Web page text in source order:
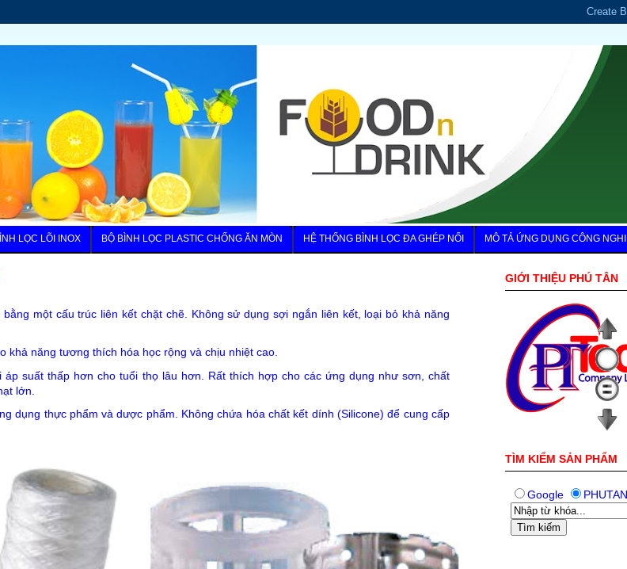
LỌC LÕI INOX BỘ BÌNH LỌC PLASTIC CHỐNG ĂN MÒN HỆ THỐNG BÌNH LỌC ĐA GHÉP NỐI MÔ TẢ ỨNG DỤNG CÔNG
một cấu trúc liên kết chặt chẽ. Không sử dụng sợi ngắn liên kết, loại bỏ khả năng
khả năng tương thích hóa học rộng và chịu nhiệt cao.
áp suất thấp hơn cho tuổi thọ lâu hơn. Rất thích hợp cho các ứng dụng như sơn, chất
lớn.
dụng thực phẩm và dược phẩm. Không chứa hóa chất kết dính (Silicone) để cung cấp
GIỚI THIỆU PHÚ TÂN
TÌM KIỂM SẢN PHẨM
Google PHUTAN